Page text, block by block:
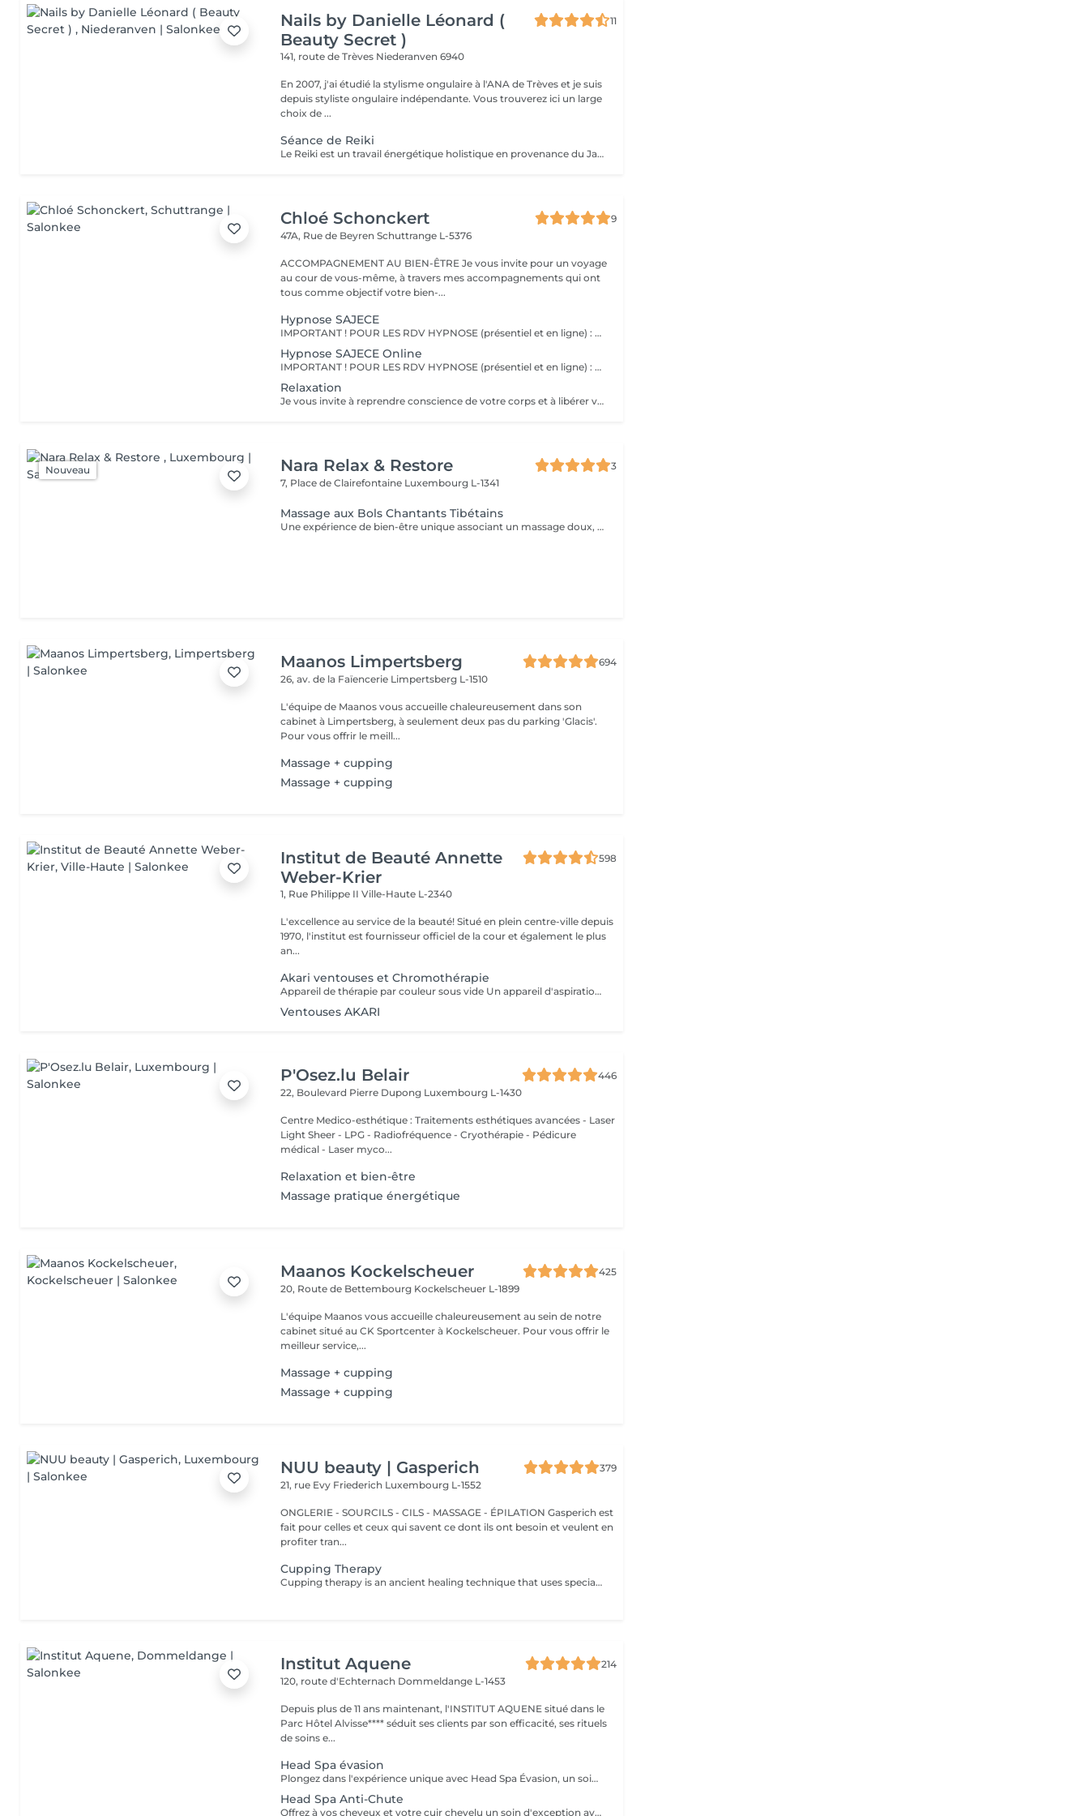
Nails by Danielle Léonard (
Beauty Secret )
11
141, route de Trèves Niederanven 6940
En 2007, j'ai étudié la stylisme ongulaire à l'ANA de Trèves et je suis
depuis styliste ongulaire indépendante. Vous trouverez ici un large
choix de ...
Séance de Reiki
Le Reiki est un travail énergétique holistique en provenance du Japon. Par l'imposition des mains, le flux d'énergie dans le corps est harmonisé et les capacités d'auto-guérison sont activées.
Chloé Schonckert
9
47A, Rue de BeyrenSchuttrange L-5376
ACCOMPAGNEMENT AU BIEN-ÊTRE Je vous invite pour un voyage
au cour de vous-même, à travers mes accompagnements qui ont
tous comme objectif votre bien-...
Hypnose SAJECE
IMPORTANT ! POUR LES RDV HYPNOSE (présentiel et en ligne) : vous recevrez un mail 2 jours avant la séance afin de m'indiquer les motifs de votre consultation. Le principe de l'hypnose est de modifier votre système de croyance en installant de nouveaux programmes internes, qui correspondent à ce que vous êtes. L'hypnose SAJECE agit par le biais d'histoires métaphoriques afin de transmettre des messages à votre inconscient pour vous libérer de vos peurs et croyances limitantes. Ainsi, elle vous permet de mettre en place les changements dont vous avez besoin dans votre vie, pour vous aider à être dans le moment présent, et reprendre confiance en vous. Elle vous aide à prendre du recul sur des situations et à changer vos croyances pour votre mieux-être. L'hypnose SAJECE vous aide à sortir les émotions coincées, à comprendre vos besoins et à être à l'écoute de vous-même. C'est un outil puissant qui a pour objectif d'agir sur l'origine d'un problème pour vous en débarrasser définitivement, afin que vous puissiez redevenir acteur de votre vie. En rééduquant vos pensées (du négatif vers le positif), vous pourrez observer un tout nouveau monde s'ouvrir à vous et avec, de nouvelles possibilités pour vivre la vie dont vous avez envie - car vous êtes le seul créateur de celle-ci !
Hypnose SAJECE Online
IMPORTANT ! POUR LES RDV HYPNOSE (présentiel et en ligne) : vous recevrez un mail 2 jours avant la séance afin de m'indiquer les motifs de votre consultation. Merci Une séance d'hypnose à distance (en ligne ou par téléphone) est aussi efficace qu'une séance en présentiel dans mon cabinet au Luxembourg. Les séances à distance sont idéales si vous souhaitez par les faire le soir juste avant de vous endormir. Comme en cabinet, j'aurai créé une séance sur-mesure pour vous, et vous pourrez vous laisser guider par ma voix à travers les histoires que je vous raconte. Une fois la séance terminée, vous pourrez retourner à vos activités ou simplement vous coucher.
Relaxation
Je vous invite à reprendre conscience de votre corps et à libérer vos tensions, au cours d'une séance de relaxation guidée. Reconnectez-vous à vos émotions, vos envies et vos besoins, à travers la respiration, la visualisation et les vibrations magiques des bols chantants tibétains. Accordez-vous un moment de bien-être et laissez-vous porter par cette douce expérience.
Nouveau Nara Relax & Restore
3
7, Place de Clairefontaine Luxembourg L-1341
Massage aux Bols Chantants Tibétains
Une expérience de bien-être unique associant un massage doux, des huiles aromatiques et les sons apaisants des bols chantants tibétains. Les vibrations harmonieuses et les tonalités relaxantes créent une atmosphère immersive propice à la détente et à la déconnexion du quotidien.
Maanos Limpertsberg
694
26, av. de la Faïencerie Limpertsberg L-1510
L'équipe de Maanos vous accueille chaleureusement dans son
cabinet à Limpertsberg, à seulement deux pas du parking 'Glacis'.
Pour vous offrir le meill...
Massage + cupping
Massage + cupping
Institut de Beauté Annette
Weber-Krier
598
1, Rue Philippe IIVille-Haute L-2340
L'excellence au service de la beauté! Situé en plein centre-ville depuis
1970, l'institut est fournisseur officiel de la cour et également le plus
an...
Akari ventouses et Chromothérapie
Appareil de thérapie par couleur sous vide Un appareil d'aspiration - complété avec 21 couleurs (barre de couleurs Akari). APPLICATIONS En cosmétique, en massage, en physiothérapie et dans le domaine médical. AVANTAGE En raison du vide, de la levée sans pression, la circulation sanguine et la lymphe sont stimulées. Ce vide est constant, finement contrôlé et réglable. Il a un train doux. Cela signifie qu'il peut également être utilisé sur les zones les plus sensibles - cicatrices, contour des yeux, lèvres, zones douloureuses ... APPLICATIONS POSSIBLES EN COSMÉTIQUE, Pour resserrer et affiner le visage (rides autour des yeux et des lèvres), cou et décolleté les bras supérieurs , ventre , hanche , cellulite DANS LE MASSAGE, drainage , réflexologie , tissu conjonctif, le drainage lymphatique , compensation des méridiens , dans les blessures sportives Pour le post-traitement des opérations faciales Possibilité d'utiliser une pyramide de cristal de roche pour faire des stimulations de couleur.
Ventouses AKARI
P'Osez.lu Belair
446
22, Boulevard Pierre Dupong Luxembourg L-1430
Centre Medico-esthétique : Traitements esthétiques avancées - Laser
Light Sheer - LPG - Radiofréquence - Cryothérapie - Pédicure
médical - Laser myco...
Relaxation et bien-être
Massage pratique énergétique
Maanos Kockelscheuer
425
20, Route de Bettembourg Kockelscheuer L-1899
L'équipe Maanos vous accueille chaleureusement au sein de notre
cabinet situé au CK Sportcenter à Kockelscheuer. Pour vous offrir le
meilleur service,...
Massage + cupping
Massage + cupping
NUU beauty | Gasperich
379
21, rue Evy Friederich Luxembourg L-1552
ONGLERIE - SOURCILS - CILS - MASSAGE - ÉPILATION Gasperich est
fait pour celles et ceux qui savent ce dont ils ont besoin et veulent en
profiter tran...
Cupping Therapy
Cupping therapy is an ancient healing technique that uses special cups to create gentle suction on the skin. This suction promotes blood flow, relieves muscle tension, reduces inflammation, and supports deep relaxation. The treatment can help release toxins, improve circulation, and ease chronic pain or stiffness. *Please note that cupping therapy could just be added to a massage service with includes back massage.
Institut Aquene
214
120, route d'Echternach Dommeldange L-1453
Depuis plus de 11 ans maintenant, l'INSTITUT AQUENE situé dans le
Parc Hôtel Alvisse**** séduit ses clients par son efficacité, ses rituels
de soins e...
Head Spa évasion
Plongez dans l'expérience unique avec Head Spa Évasion, un soin dédié exclusivement à votre cuir chevelu. Ce rituel express est idéal pour découvrir les bienfaits du Head Spa, alliant relaxation profonde et stimulation du cuir chevelu. Un Moment Pour Vous Évader - Nettoyage en profondeur: Élimination des impuretés pour un cuir chevelu purifié. - Massage ciblé: Une gestuelle relaxante qui stimule la microcirculation et soulage les tensions. - Hydratation et soin: Des produits adaptés pour nourrir et revitaliser votre cuir chevelu. Un sèche cheveux et des brosses sont mis à votre disposition pour que vous ne repartiez pas avec la tête mouillée.
Head Spa Anti-Chute
Offrez à vos cheveux et votre cuir chevelu un soin d'exception avec notre Head Spa Anti-chute, utilisant les produits haut de gamme NANNIC. Ce traitement innovant a été conçu pour prévenir la chute des cheveux, favoriser leur repousse et renforcer leur santé globale. Les Bienfaits des Produits NANNIC Les soins NANNIC sont formulés avec des complexes innovants et des ingrédients naturels tels que: - Peptides bioactifs: stimulent la croissance et renforcent les racines. - Extraits végétaux: Apaisent et rééquilibrent le cuir chevelu. - Technologie NBE: Optimise la pénétration des actifs pour des résultats visible dès les premières séances. Afin de prolonger les bienfaits à la maison, bénéficiez d'une réduction de 15% sur la gamme capillaire ainsi que les trousses au format voyage et/ou découverte. Un sèche cheveux et des brosses sont mis à votre disposition pour que vous ne repartiez pas avec la tête mouillée